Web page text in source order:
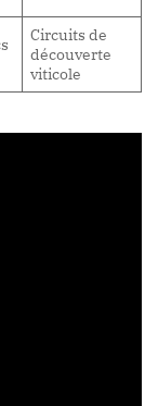
Circuits de
découverte
viticole